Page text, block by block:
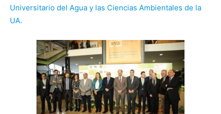
Universitario del Agua y las Ciencias Ambientales de la
UA.